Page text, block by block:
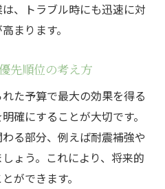
の優先度を整理するコツ
を決める現実的な基準
踏まえた優先度の考え方
ーム戦略と実践法
しが変わる実践戦略集
成功の具体的な実践法
るリフォーム戦略とは
、トラブル時にも迅速に対
まります。
先順位の考え方
た予算で最大の効果を得る
確にすることが大切です。
る部分、例えば耐震補強や
ょう。これにより、将来的
ができます。